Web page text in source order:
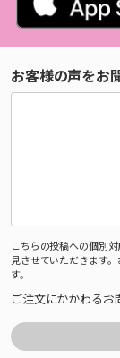
お客様の声をお
こちらの投稿への個別
見させていただきます
す。
ご注文にかかわるお